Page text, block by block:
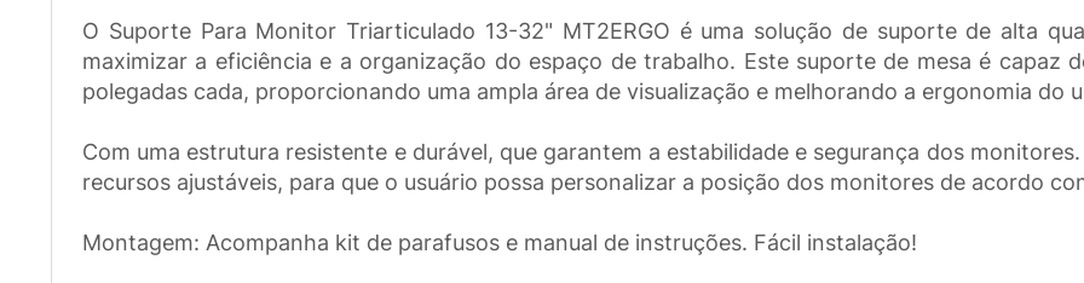
O Suporte Para Monitor Triarticulado 13-32" MT2ERGO é uma solução de suporte de alta
maximizar a eficiência e a organização do espaço de trabalho. Este suporte de mesa é capaz
polegadas cada, proporcionando uma ampla área de visualização e melhorando a ergonomia do
Com uma estrutura resistente e durável, que garantem a estabilidade e segurança dos
recursos ajustáveis, para que o usuário possa personalizar a posição dos monitores de acordo
Montagem: Acompanha kit de parafusos e manual de instruções. Fácil instalação!